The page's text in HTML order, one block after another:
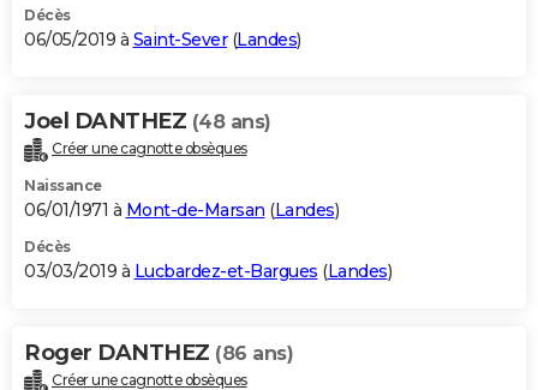
Décès
06/05/2019 à Saint-Sever(Landes)
Joel DANTHEZ (48 ans)
Créer une cagnotte obsèques
Naissance
06/01/1971 à Mont-de-Marsan (Landes)
Décès
03/03/2019 à Lucbardez-et-Bargues (Landes)
Roger DANTHEZ (86 ans)
Créer une cagnotte obsèques